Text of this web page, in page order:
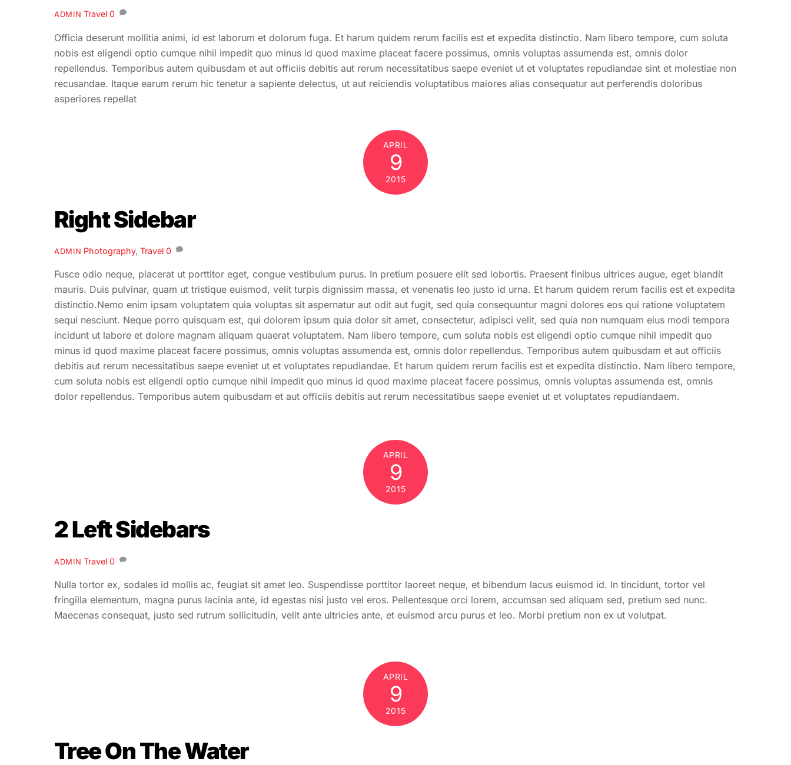
ADMIN Travel 0
Officia deserunt mollitia animi, id est laborum et dolorum fuga. Et harum quidem rerum facilis est et expedita distinctio. Nam libero tempore, cum soluta
nobis est eligendi optio cumque nihil impedit quo minus id quod maxime placeat facere possimus, omnis voluptas assumenda est, omnis dolor
repellendus. Temporibus autem quibusdam et aut officiis debitis aut rerum necessitatibus saepe eveniet ut et voluptates repudiandae sint et molestiae non
recusandae. Itaque earum rerum hic tenetur a sapiente delectus, ut aut reiciendis voluptatibus maiores alias consequatur aut perferendis doloribus
asperiores repellat
APRIL
9
2015
Right Sidebar
ADMIN Photography,Travel 0
Fusce odio neque, placerat ut porttitor eget, congue vestibulum purus. In pretium posuere elit sed lobortis. Praesent finibus ultrices augue, eget blandit
mauris. Duis pulvinar, quam ut tristique euismod, velit turpis dignissim massa, et venenatis leo justo id urna. Et harum quidem rerum facilis est et expedita
distinctio.Nemo enim ipsam voluptatem quia voluptas sit aspernatur aut odit aut fugit, sed quia consequuntur magni dolores eos qui ratione voluptatem
sequi nesciunt. Neque porro quisquam est, qui dolorem ipsum quia dolor sit amet, consectetur, adipisci velit, sed quia non numquam eius modi tempora
incidunt ut labore et dolore magnam aliquam quaerat voluptatem. Nam libero tempore, cum soluta nobis est eligendi optio cumque nihil impedit quo
minus id quod maxime placeat facere possimus, omnis voluptas assumenda est, omnis dolor repellendus. Temporibus autem quibusdam et aut officiis
debitis aut rerum necessitatibus saepe eveniet ut et voluptates repudiandae. Et harum quidem rerum facilis est et expedita distinctio. Nam libero tempore,
cum soluta nobis est eligendi optio cumque nihil impedit quo minus id quod maxime placeat facere possimus, omnis voluptas assumenda est, omnis
dolor repellendus. Temporibus autem quibusdam et aut officiis debitis aut rerum necessitatibus saepe eveniet ut et voluptates repudiandaem.
APRIL
9
2015
2 Left Sidebars
ADMIN Travel 0
Nulla tortor ex, sodales id mollis ac, feugiat sit amet leo. Suspendisse porttitor laoreet neque, et bibendum lacus euismod id. In tincidunt, tortor vel
fringilla elementum, magna purus lacinia ante, id egestas nisi justo vel eros. Pellentesque orci lorem, accumsan sed aliquam sed, pretium sed nunc.
Maecenas consequat, justo sed rutrum sollicitudin, velit ante ultricies ante, et euismod arcu purus et leo. Morbi pretium non ex ut volutpat.
APRIL
9
2015
Tree On The Water